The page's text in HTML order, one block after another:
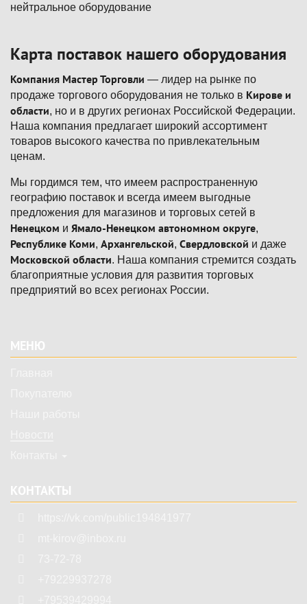
нейтральное оборудование
Карта поставок нашего оборудования
Компания Мастер Торговли — лидер на рынке по
продаже торгового оборудования не только в Кирове и
области, но и в других регионах Российской Федерации.
Наша компания предлагает широкий ассортимент
товаров высокого качества по привлекательным
ценам.
Мы гордимся тем, что имеем распространенную
географию поставок и всегда имеем выгодные
предложения для магазинов и торговых сетей в
Ненецком и Ямало-Ненецком автономном округе,
Республике Коми, Архангельской, Свердловской и даже
Московской области. Наша компания стремится создать
благоприятные условия для развития торговых
предприятий во всех регионах России.
МЕНЮ
КОНТАКТЫ